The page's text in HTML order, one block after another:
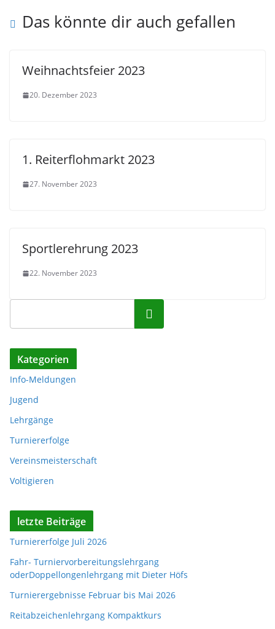
Das könnte dir auch gefallen
Weihnachtsfeier 2023
20. Dezember 2023
1. Reiterflohmarkt 2023
27. November 2023
Sportlerehrung 2023
22. November 2023
Suchen
Kategorien
Info-Meldungen
Jugend
Lehrgänge
Turniererfolge
Vereinsmeisterschaft
Voltigieren
letzte Beiträge
Turniererfolge Juli 2026
Fahr- Turniervorbereitungslehrgang
oderDoppellongenlehrgang mit Dieter Höfs
Turnierergebnisse Februar bis Mai 2026
Reitabzeichenlehrgang Kompaktkurs